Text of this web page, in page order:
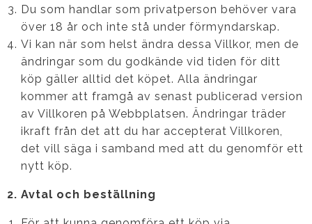
Du som handlar som privatperson behöver vara
över 18 år och inte stå under förmyndarskap.
Vi kan när som helst ändra dessa Villkor, men de
ändringar som du godkände vid tiden för ditt
köp gäller alltid det köpet. Alla ändringar
kommer att framgå av senast publicerad version
av Villkoren på Webbplatsen. Ändringar träder
ikraft från det att du har accepterat Villkoren,
det vill säga i samband med att du genomför ett
nytt köp.
2. Avtal och beställning